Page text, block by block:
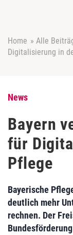
Home » Alle
Digitalisierung in
News
Bayern
für
Pflege
Bayerische
deutlich mehr
rechnen. Der